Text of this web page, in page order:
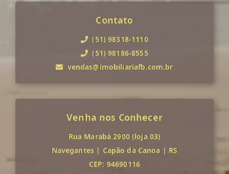
Contato
(51) 98318-1110
(51) 98186-8555
vendas@imobiliariafb.com.br
Venha nos Conhecer
Rua Marabá 2900 (loja 03)
Navegantes | Capão da Canoa | RS
CEP: 94690116